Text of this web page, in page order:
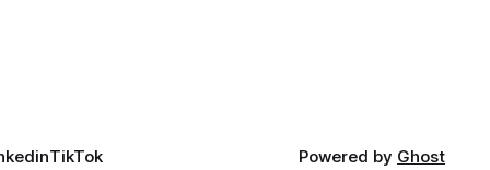
TikTok Powered by Ghost